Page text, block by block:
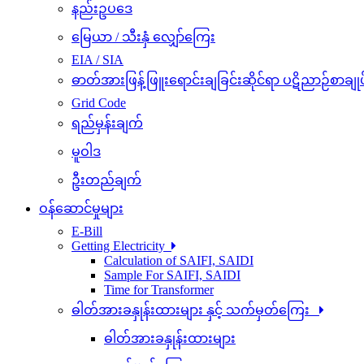
နည်းဥပဒေ
မြေယာ / သီးနှံ လျှော်ကြေး
EIA / SIA
ဓာတ်အားဖြန့်ဖြူးရောင်းချခြင်းဆိုင်ရာ ပဋိညာဉ်စာချု
Grid Code
ရည်မှန်းချက်
မူဝါဒ
ဦးတည်ချက်
ဝန်ဆောင်မှုများ
E-Bill
Getting Electricity
Calculation of SAIFI, SAIDI
Sample For SAIFI, SAIDI
Time for Transformer
ဓါတ်အားခနှုန်းထားများ နှင့် သက်မှတ်ကြေး
ဓါတ်အားခနှုန်းထားများ